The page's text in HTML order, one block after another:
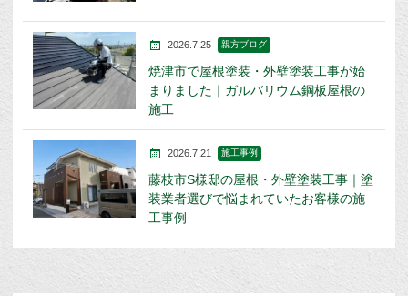
2026.7.25 親方ブログ
焼津市で屋根塗装・外壁塗装工事が始
まりました｜ガルバリウム鋼板屋根の
施工
2026.7.21 施工事例
藤枝市S様邸の屋根・外壁塗装工事｜塗
装業者選びで悩まれていたお客様の施
工事例